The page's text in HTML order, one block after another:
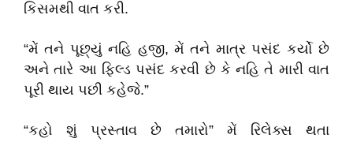
કિસમથી વાત કરી.
“મેં તને પૂછ્યું નહિ હજી, મેં તને માત્ર પસંદ કર્યો છે
અને તારે આ ફિલ્ડ પસંદ કરવી છે કે નહિ તે મારી વાત
પૂરી થાય પછી કહેજે.”
“કહો શું પ્રસ્તાવ છે તમારો” મેં રિલેક્સ થતા